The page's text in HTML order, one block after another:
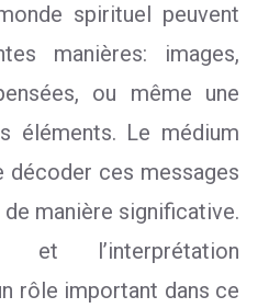
spirituel peuvent
manières: images,
ou même une
éléments. Le médium
décoder ces messages
manière significative.
et l’interprétation
rôle important dans ce